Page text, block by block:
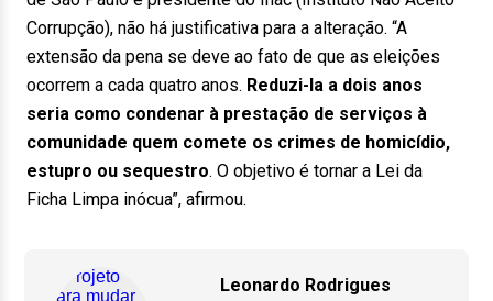
Corrupção), não há justificativa para a alteração. “A
extensão da pena se deve ao fato de que as eleições
ocorrem a cada quatro anos. Reduzi-la a dois anos
seria como condenar à prestação de serviços à
comunidade quem comete os crimes de homicídio,
estupro ou sequestro. O objetivo é tornar a Lei da
Ficha Limpa inócua”, afirmou.
Leonardo Rodrigues